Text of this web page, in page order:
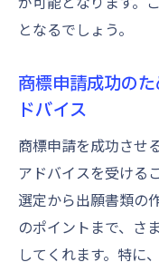
となるでしょう。
商標申請成功の
ドバイス
商標申請を成功させ
アドバイスを受ける
選定から出願書類の
のポイントまで、さ
してくれます。特に